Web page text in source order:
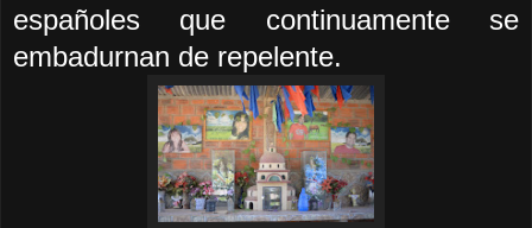
españoles que continuamente se
embadurnan de repelente.